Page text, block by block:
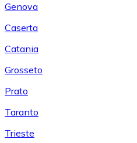
Genova
Caserta
Catania
Grosseto
Prato
Taranto
Trieste